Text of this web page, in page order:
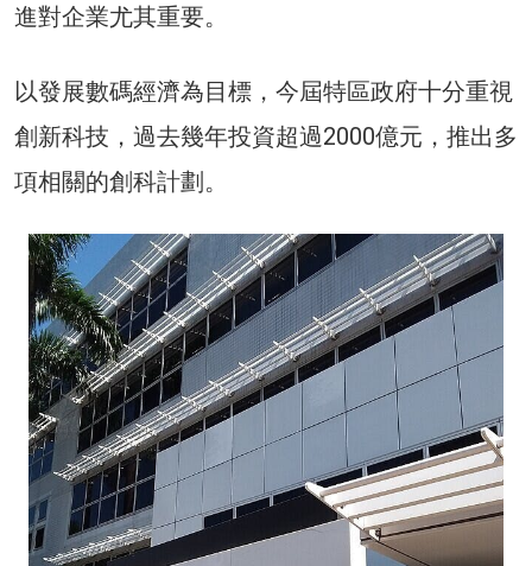
進對企業尤其重要。
以發展數碼經濟為目標，今屆特區政府十分重視
創新科技，過去幾年投資超過2000億元，推出多
項相關的創科計劃。